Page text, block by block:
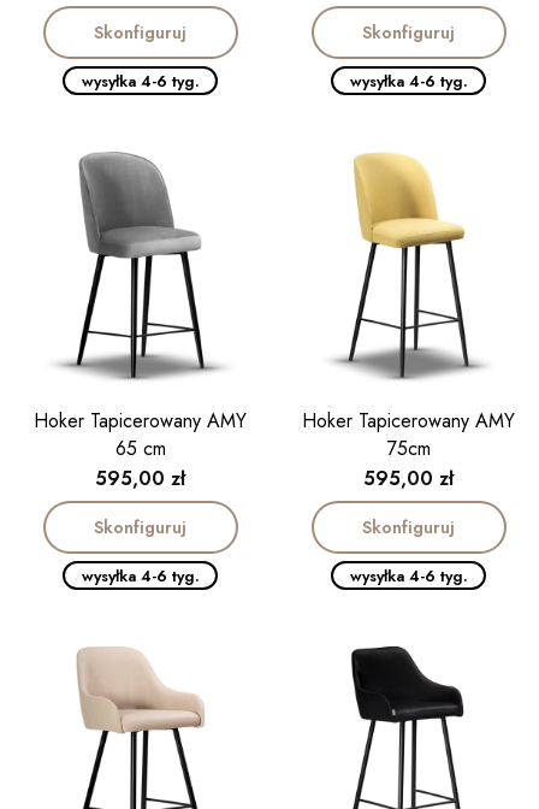
Skonfiguruj
wysyłka 4-6 tyg.
Skonfiguruj
wysyłka 4-6 tyg.
Hoker Tapicerowany AMY
65 cm
Cena
595,00 zł
Skonfiguruj
wysyłka 4-6 tyg.
Hoker Tapicerowany AMY
75cm
Cena
595,00 zł
Skonfiguruj
wysyłka 4-6 tyg.